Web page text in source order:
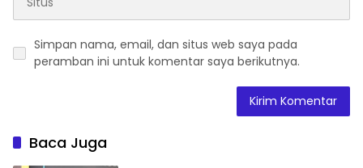
Simpan nama, email, dan situs web saya pada
peramban ini untuk komentar saya berikutnya.
Baca Juga